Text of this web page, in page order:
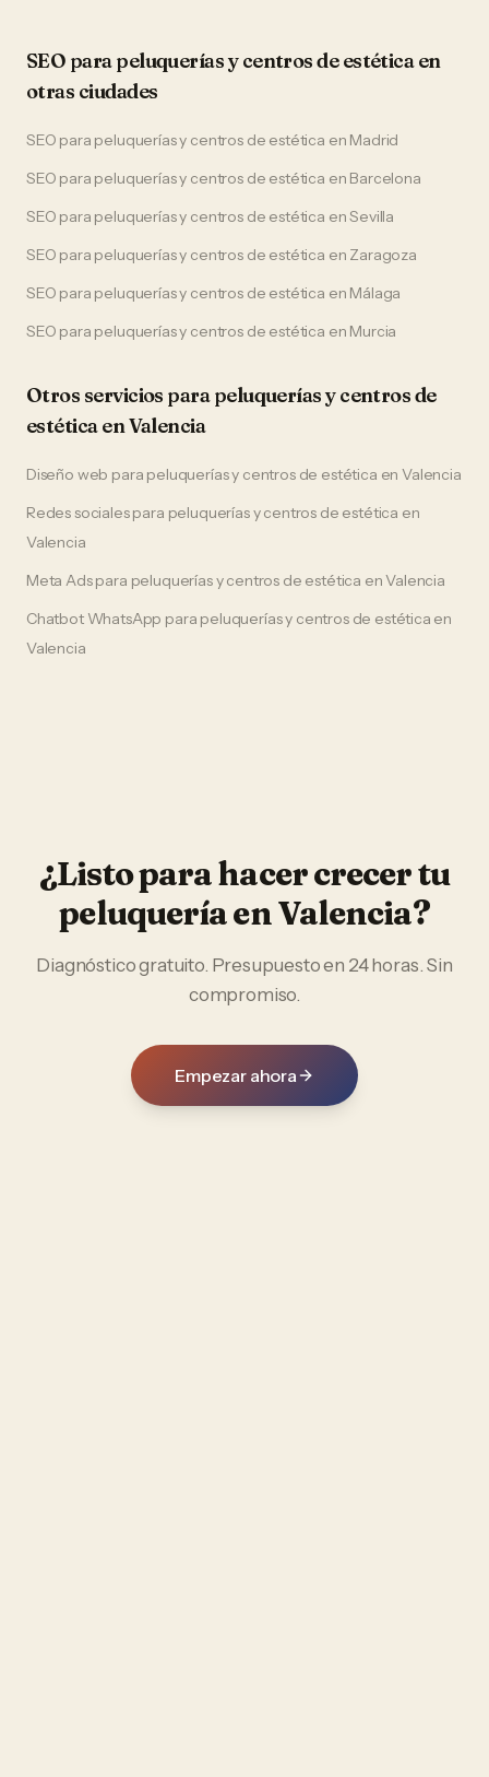
SEO parapeluquerías y centros de estéticaen
otras ciudades
SEO para peluquerías y centros de estética en Madrid
SEO para peluquerías y centros de estética en Barcelona
SEO para peluquerías y centros de estética enSevilla
SEO para peluquerías y centros de estética en Zaragoza
SEO para peluquerías y centros de estética en Málaga
SEO para peluquerías y centros de estética en Murcia
Otros servicios parapeluquerías y centros de
estéticaenValencia
Diseño web para peluquerías y centros de estética enValencia
Redes socialespara peluquerías y centros de estética en
Valencia
Meta Adspara peluquerías y centros de estética enValencia
Chatbot WhatsApp para peluquerías y centros de estética en
Valencia
¿Listo para hacer crecer tu
peluqueríaenValencia?
Diagnóstico gratuito. Presupuesto en 24 horas. Sin
compromiso.
Empezar ahora